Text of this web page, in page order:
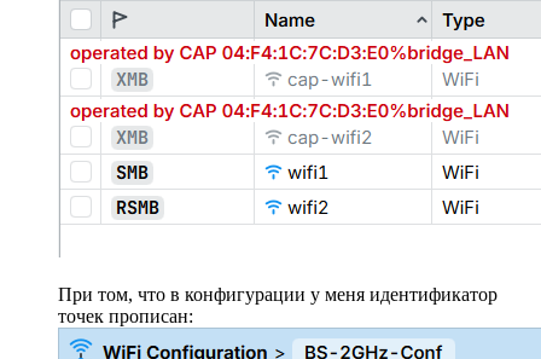
При том, что в конфигурации у меня идентификатор
точек прописан: